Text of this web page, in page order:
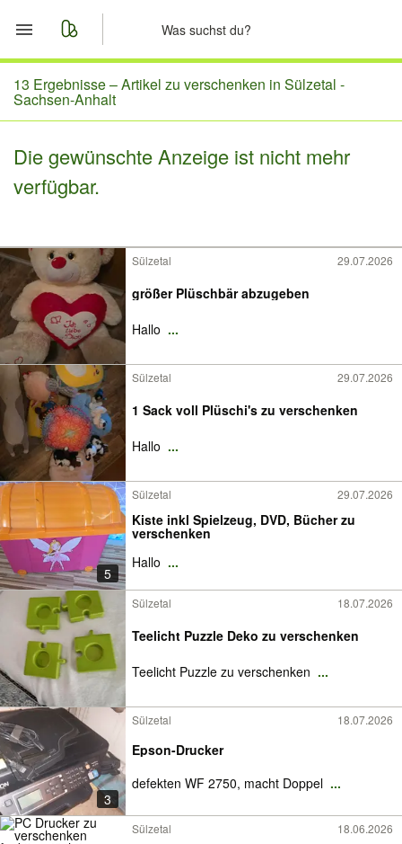
Start
Merkliste
Nachrichten
13 Ergebnisse –Artikel zu verschenken in Sülzetal -
Sachsen-Anhalt
Die gewünschte Anzeige ist nicht mehr
verfügbar.
Sülzetal 29.07.2026
größer Plüschbär abzugeben
Hallo ...
Sülzetal 29.07.2026
1 Sack voll Plüschi's zu verschenken
Hallo ...
5
Sülzetal 29.07.2026
Kiste inkl Spielzeug, DVD, Bücher zu
verschenken
Hallo ...
Sülzetal 18.07.2026
Teelicht Puzzle Deko zu verschenken
Teelicht Puzzle zu verschenken ...
3
Sülzetal 18.07.2026
Epson-Drucker
defekten WF 2750, macht Doppel ...
Sülzetal 18.06.2026